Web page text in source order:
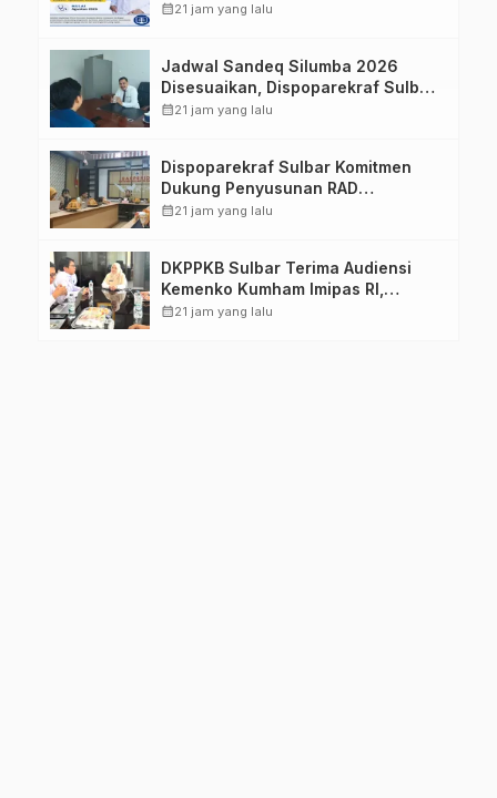
Imelda, Sp.Rad
calendar_month21 jam yang lalu
Jadwal Sandeq Silumba 2026
Disesuaikan, Dispoparekraf Sulbar
Pastikan Persiapan Tetap
calendar_month21 jam yang lalu
Dispoparekraf Sulbar Komitmen
Dukung Penyusunan RAD
TPB/SDGs Sulawesi Barat
calendar_month21 jam yang lalu
DKPPKB Sulbar Terima Audiensi
Kemenko Kumham Imipas RI,
Perkuat Pelayanan Kesehatan bagi
calendar_month21 jam yang lalu